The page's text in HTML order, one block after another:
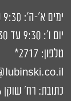
ימים א'-ה': 9:30 עד 18:00
יום ו': 9:30 עד 14:30
טלפון: 2717*
כתובת: רח' שוקן 16, תל אביב-יפו